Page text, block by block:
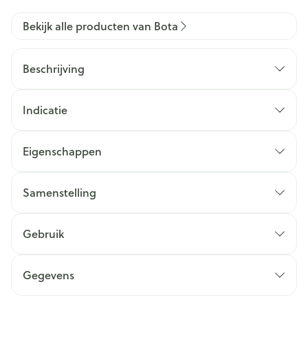
Bekijk alle producten van Bota
Beschrijving
Indicatie
Eigenschappen
Samenstelling
Gebruik
Gegevens